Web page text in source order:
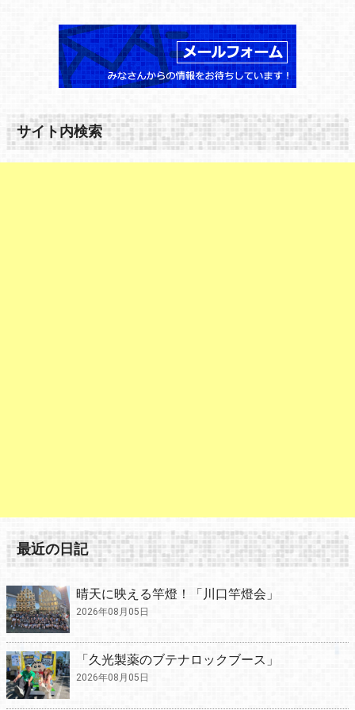
サイト内検索
最近の日記
晴天に映える竿燈！「川口竿燈会」
2026年08月05日
「久光製薬のブテナロックブース」
2026年08月05日